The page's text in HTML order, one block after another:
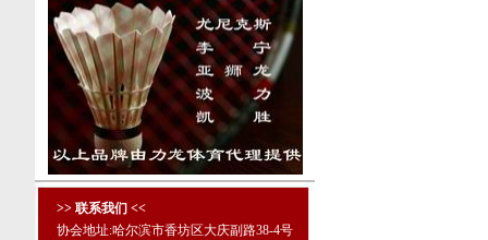
>> 联系我们 <<
协会地址:哈尔滨市香坊区大庆副路38-4号